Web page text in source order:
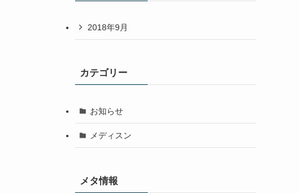
2018年9月
カテゴリー
お知らせ
メディスン
メタ情報